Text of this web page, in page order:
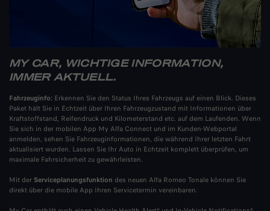
MY CAR, WICHTIGE INFORMATION,
IMMER AKTUELL.
Fahrzeuginfo: Erkennen Sie den Status Ihres Fahrzeugs auf einen Blick. Dieses
Paket hält Sie in Echtzeit über Ihren Fahrzeugzustand mit Informationen über
Kraftstoffstand, Reifendruck und Kilometerstand etc. auf dem Laufenden. Wenn
Sie sich in der mobilen App My Alfa Connect und im Kunden-Webportal
anmelden, sehen Sie Fahrzeuginformationen, die während Ihrer letzten Fahrt
aktualisiert wurden. Lassen Sie Ihr Auto in Echtzeit komplett überprüfen, um
maximale Fahrsicherheit zu gewährleisten.
Mit der Serviceplanungsfunktion des neuen Alfa Romeo Tonale können Sie
direkt über die mobile App Ihren Servicetermin vereinbaren.​